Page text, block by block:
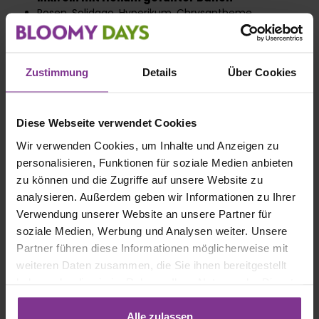
Zustimmung Details Über Cookies
Diese Webseite verwendet Cookies
Wir verwenden Cookies, um Inhalte und Anzeigen zu
personalisieren, Funktionen für soziale Medien anbieten
zu können und die Zugriffe auf unsere Website zu
analysieren. Außerdem geben wir Informationen zu Ihrer
Verwendung unserer Website an unsere Partner für
soziale Medien, Werbung und Analysen weiter. Unsere
Partner führen diese Informationen möglicherweise mit
weiteren Daten zusammen, die Sie ihnen bereitgestellt
gesammelt haben. Mit Klick auf „[Zustimmen / Alles
akzeptieren / etc.]“ erteilen Sie Ihre Einwilligung auch in
Alle zulassen
Rosen, Solidago, Hyperikum, Chrysantheme,
Bupleurum
Persönliche Grußkarte gratis
, Solidago
Hauptfarbe:
Bunt
Anzahl
Stiele:
11